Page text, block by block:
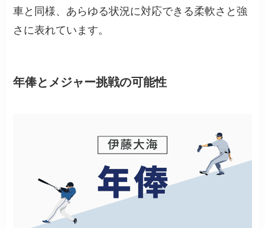
車と同様、あらゆる状況に対応できる柔軟さと強
さに表れています。
年俸とメジャー挑戦の可能性